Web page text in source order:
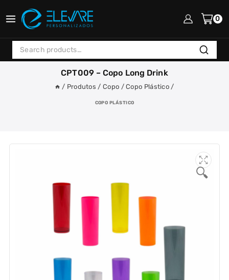
to
0
Search
for:
Search
CPT009 – Copo Long Drink
/ Produtos / Copo / Copo Plástico /
COPO PLÁSTICO
🔍